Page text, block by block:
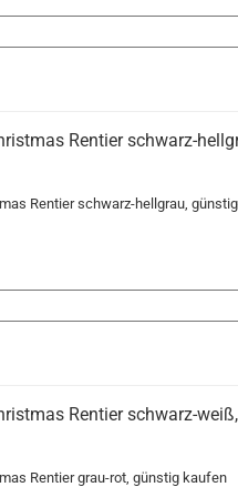
Rentier schwarz-
Rentier schwarz-hellgrau,
Rentier schwarz-
Rentier grau-rot, günstig kaufen